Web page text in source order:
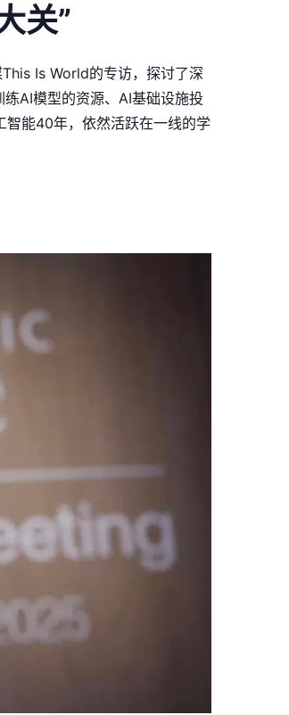
关”
Is World的专访，探讨了深
AI模型的资源、AI基础设施投
智能40年，依然活跃在一线的学